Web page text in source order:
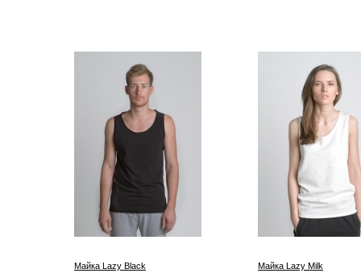
Майка Lazy Black
Майка Lazy Milk